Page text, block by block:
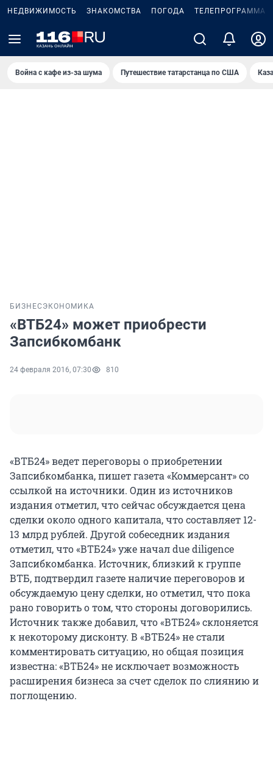
НЕДВИЖИМОСТЬ ЗНАКОМСТВА ПОГОДА ТЕЛЕПРОГРАММА
Война с кафе из-за шума Путешествие татарстанца по США
БИЗНЕС ЭКОНОМИКА
«ВТБ24» может приобрести
Запсибкомбанк
24 февраля 2016, 07:30 810
«ВТБ24» ведет переговоры о приобретении
Запсибкомбанка, пишет газета «Коммерсант» со
ссылкой на источники. Один из источников
издания отметил, что сейчас обсуждается цена
сделки около одного капитала, что составляет 12-
13 млрд рублей. Другой собеседник издания
отметил, что «ВТБ24» уже начал due diligence
Запсибкомбанка. Источник, близкий к группе
ВТБ, подтвердил газете наличие переговоров и
обсуждаемую цену сделки, но отметил, что пока
рано говорить о том, что стороны договорились.
Источник также добавил, что «ВТБ24» склоняется
к некоторому дисконту. В «ВТБ24» не стали
комментировать ситуацию, но общая позиция
известна: «ВТБ24» не исключает возможность
расширения бизнеса за счет сделок по слиянию и
поглощению.